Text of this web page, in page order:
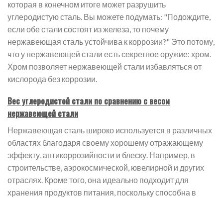
которая в конечном итоге может разрушить
углеродистую сталь. Вы можете подумать: "Подождите,
если обе стали состоят из железа, то почему
нержавеющая сталь устойчива к коррозии?" Это потому,
что у нержавеющей стали есть секретное оружие: хром.
Хром позволяет нержавеющей стали избавляться от
кислорода без коррозии.
Вес углеродистой стали по сравнению с весом
нержавеющей стали
Нержавеющая сталь широко используется в различных
областях благодаря своему хорошему отражающему
эффекту, антикоррозийности и блеску. Например, в
строительстве, аэрокосмической, ювелирной и других
отраслях. Кроме того, она идеально подходит для
хранения продуктов питания, поскольку способна в